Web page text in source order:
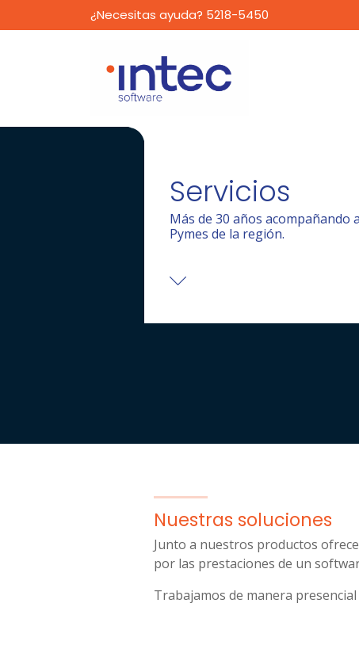
¿Necesitas ayuda? 5218-5450
Servicios
Más de 30 años acompañando
Pymes de la región.
Nuestras soluciones
Junto a nuestros productos
por las prestaciones de un
Trabajamos de manera